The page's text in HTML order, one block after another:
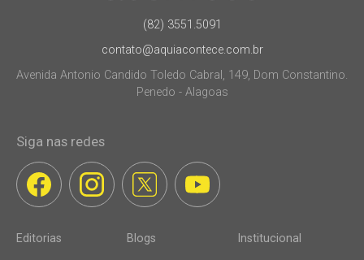
(82) 3551.5091
contato@aquiacontece.com.br
Avenida Antonio Candido Toledo Cabral, 149, Dom Constantino.
Penedo - Alagoas
Siga nas redes
Editorias Blogs Institucional